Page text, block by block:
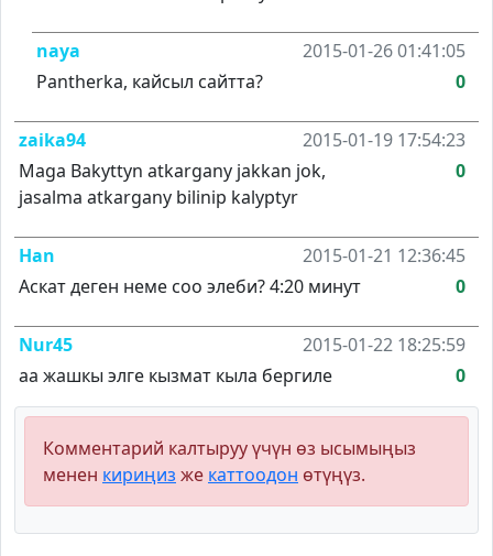
naya
2015-01-26 01:41:05
Pantherka, кайсыл сайтта?
0
zaika94
2015-01-19 17:54:23
Maga Bakyttyn atkargany jakkan jok,
jasalma atkargany bilinip kalyptyr
0
Han
2015-01-21 12:36:45
Аскат деген неме соо элеби? 4:20 минут
0
Nur45
2015-01-22 18:25:59
аа жашкы элге кызмат кыла бергиле
0
Комментарий калтыруу үчүн өз ысымыңыз
менен кириңиз же каттоодон өтүңүз.